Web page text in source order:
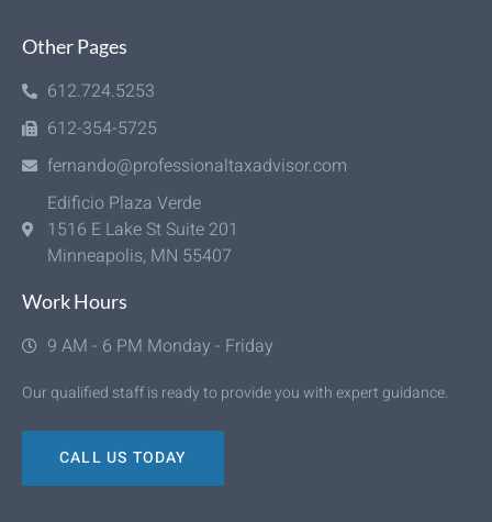
Other Pages
612.724.5253
612-354-5725
fernando@professionaltaxadvisor.com
Edificio Plaza Verde
1516 E Lake St Suite 201
Minneapolis, MN 55407
Work Hours
9 AM - 6 PM Monday - Friday
Our qualified staff is ready to provide you with expert guidance.
CALL US TODAY